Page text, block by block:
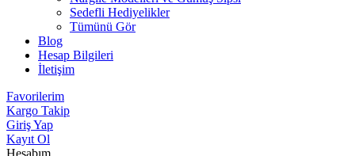
Sedefli Hediyelikler
Tümünü Gör
Blog
Hesap Bilgileri
İletişim
Favorilerim
Kargo Takip
Giriş Yap
Kayıt Ol
Hesabım